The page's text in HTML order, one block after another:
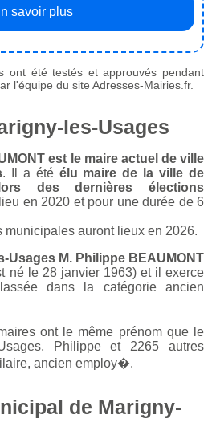
savoir plus
ont été testés et approuvés pendant
l'équipe du site Adresses-Mairies.fr.
les-Usages
est le maire actuel de ville
. Il a été élu maire de la ville de
lors des dernières élections
en 2020 et pour une durée de 6
municipales auront lieux en 2026.
Usages M. Philippe BEAUMONT
né le 28 janvier 1963) et il exerce
dans la catégorie ancien
ont le même prénom que le
Philippe et 2265 autres
ancien employ�.
de Marigny-